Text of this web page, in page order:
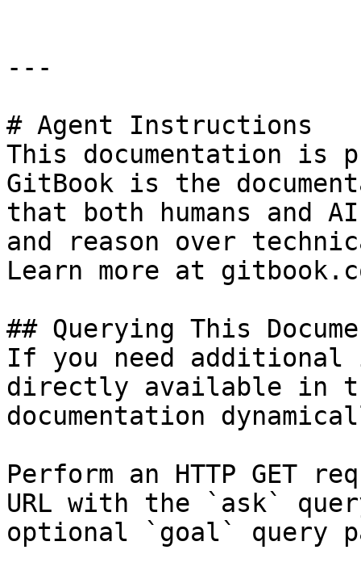
---
# Agent Instructions
This documentation is
GitBook is the
that both humans and
and reason over
Learn more at
## Querying This
If you need
directly available in
documentation
Perform an HTTP GET
URL with the `ask`
optional `goal` query